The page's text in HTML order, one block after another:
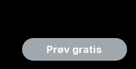
Prøv gratis